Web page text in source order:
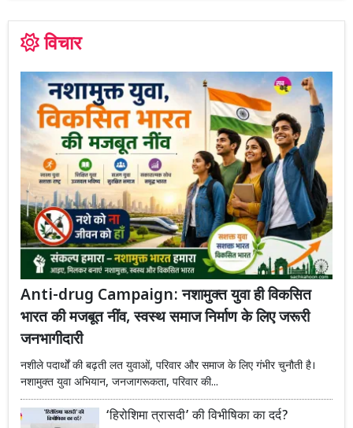
विचार
Anti-drug Campaign: नशामुक्त युवा ही विकसित
भारत की मजबूत नींव, स्वस्थ समाज निर्माण के लिए जरूरी
जनभागीदारी
नशीले पदार्थों की बढ़ती लत युवाओं, परिवार और समाज के लिए गंभीर चुनौती है।
नशामुक्त युवा अभियान, जनजागरूकता, परिवार की...
‘हिरोशिमा त्रासदी’ की विभीषिका का दर्द?